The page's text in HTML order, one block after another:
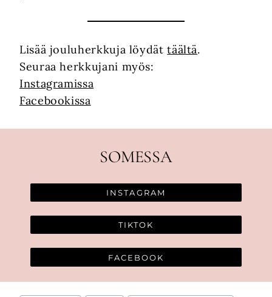
Lisää jouluherkkuja löydättäältä.
Seuraa herkkujani myös:
Instagramissa
Facebookissa
SOMESSA
INSTAGRAM
TIKTOK
FACEBOOK